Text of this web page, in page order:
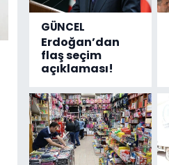
GÜNCEL
Erdoğan’dan
flaş seçim
açıklaması!